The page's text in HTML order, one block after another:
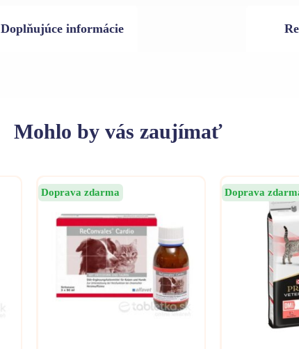
Doplňujúce informácie
Mohlo by vás zaujímať
Doprava zdarma Doprava